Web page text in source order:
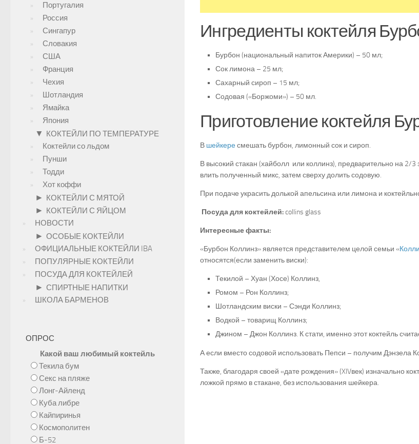
Ингредиенты коктейля
Бурбон (национальный напиток Америки) – 50 мл;
Сок лимона – 25 мл;
Сахарный сироп – 15 мл;
Содовая («Боржоми») – 50 мл.
Приготовление коктейля
В шейкересмешать бурбон, лимонный сок и сироп.
В высокий стакан (хайболл или коллинз), предварительно на 2/
влить полученный микс, затем сверху долить содовую.
При подаче украсить долькой апельсина или лимона и
Посуда для коктейлей:collins glass
Интересные факты:
«Бурбон Коллинз» является представителем целой семьи «
относятся(если заменить виски):
Текилой – Хуан (Хосе) Коллинз,
Ромом – Рон Коллинз;
Шотландским виски – Сэнди Коллинз;
Водкой – товарищ Коллинз;
Джином – Джон Коллинз. К стати, именно этот коктейль
А если вместо содовой использовать Пепси – получим Дэнзела
Также, благодаря своей «дате рождения» (XIVвек) изначально
ложкой прямо в стакане, без использования шейкера.
Португалия
Россия
Сингапур
Словакия
США
Франция
Чехия
Шотландия
Ямайка
Япония
▼ КОКТЕЙЛИ ПО ТЕМПЕРАТУРЕ
Коктейли со льдом
Пунши
Тодди
Хот коффи
► КОКТЕЙЛИ С МЯТОЙ
► КОКТЕЙЛИ С ЯЙЦОМ
НОВОСТИ
► ОСОБЫЕ КОКТЕЙЛИ
ОФИЦИАЛЬНЫЕ КОКТЕЙЛИ IBA
ПОПУЛЯРНЫЕ КОКТЕЙЛИ
ПОСУДА ДЛЯ КОКТЕЙЛЕЙ
► СПИРТНЫЕ НАПИТКИ
ШКОЛА БАРМЕНОВ
ОПРОС
Какой ваш любимый коктейль
Текила бум
Секс на пляже
Лонг-Айленд
Куба либре
Кайпиринья
Космополитен
Б-52